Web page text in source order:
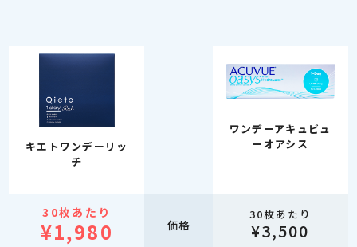
キエトワンデーリッ
チ
30枚あたり
¥1,980 価格
ワンデーアキュビュ
ーオアシス
30枚あたり
¥3,500